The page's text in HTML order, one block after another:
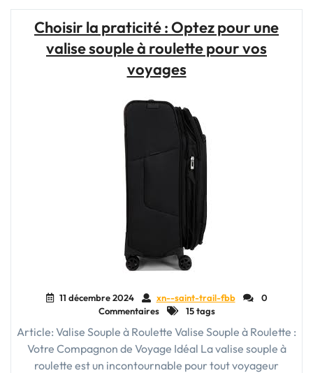
Choisir la praticité : Optez pour une
valise souple à roulette pour vos
voyages
11 décembre 2024 xn--saint-trail-fbb
0
Commentaires
15 tags
Article: Valise Souple à Roulette Valise Souple à Roulette :
Votre Compagnon de Voyage Idéal La valise souple à
roulette est un incontournable pour tout voyageur